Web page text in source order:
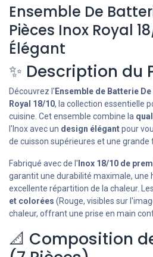
Ensemble De
Pièces Inox Royal
Élégant
✨ Description du
Découvrez l' Ensemble de Batterie
Royal 18/10, la collection essentielle
cuisine. Cet ensemble combine la
l'Inox avec un design élégantpour
de cuisson supérieures et une grande
Fabriqué avec de l' Inox 18/10 de
garantit une durabilité maximale, une
excellente répartition de la chaleur. Les
et colorées (Rouge, visibles sur
chaleur, offrant une prise en main
📐 Composition